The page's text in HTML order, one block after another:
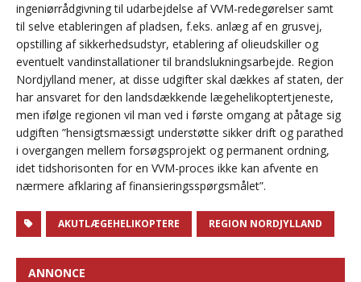
ingeniørrådgivning til udarbejdelse af VVM-redegørelser samt
til selve etableringen af pladsen, f.eks. anlæg af en grusvej,
opstilling af sikkerhedsudstyr, etablering af olieudskiller og
eventuelt vandinstallationer til brandslukningsarbejde. Region
Nordjylland mener, at disse udgifter skal dækkes af staten, der
har ansvaret for den landsdækkende lægehelikoptertjeneste,
men ifølge regionen vil man ved i første omgang at påtage sig
udgiften ”hensigtsmæssigt understøtte sikker drift og parathed
i overgangen mellem forsøgsprojekt og permanent ordning,
idet tidshorisonten for en VVM-proces ikke kan afvente en
nærmere afklaring af finansieringsspørgsmålet”.
AKUTLÆGEHELIKOPTERE REGION NORDJYLLAND
ANNONCE